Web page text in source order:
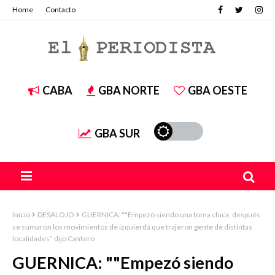
Home Contacto
CABA GBA NORTE GBA OESTE
GBA SUR
Inicio DESALOJO
GUERNICA: ""Empezó siendo una toma chica, después
se sumaron los movimientos de izquierda que trajeron gente de distintas
localidades” dijo Cantero
GUERNICA: ""Empezó siendo